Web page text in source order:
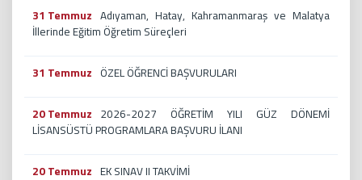
31 Temmuz Adıyaman, Hatay, Kahramanmaraş ve Malatya
İllerinde Eğitim Öğretim Süreçleri
31 Temmuz ÖZEL ÖĞRENCİ BAŞVURULARI
20 Temmuz 2026-2027 ÖĞRETİM YILI GÜZ DÖNEMİ
LİSANSÜSTÜ PROGRAMLARA BAŞVURU İLANI
20 Temmuz EK SINAV II TAKVİMİ